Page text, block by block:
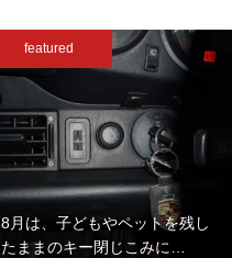
featured
8月は、子どもやペットを残し
たままのキー閉じこみに…